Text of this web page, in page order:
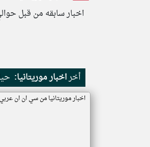
اخبار سابقه من قبل حوالي ٢
أخراخبار موريتانيا:
اخبار موريتانيا من سي ان ان عربي